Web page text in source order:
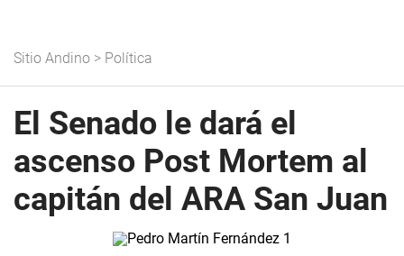
Sitio Andino > Política
El Senado le dará el
ascenso Post Mortem al
capitán del ARA San Juan